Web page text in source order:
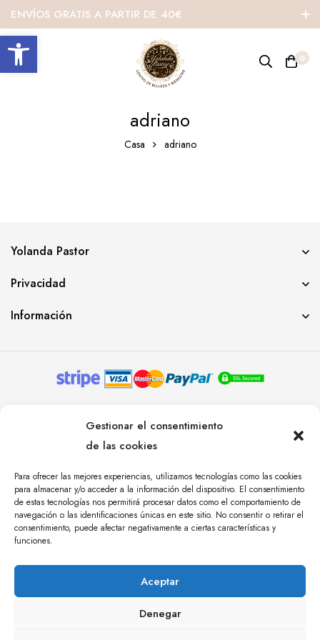
Abrir barra de herramientas
Gestionar el consentimiento
de las cookies
Para ofrecer las mejores experiencias, utilizamos tecnologías como las cookies
para almacenar y/o acceder a la información del dispositivo. El consentimiento
de estas tecnologías nos permitirá procesar datos como el comportamiento de
navegación o las identificaciones únicas en este sitio. No consentir o retirar el
consentimiento, puede afectar negativamente a ciertas características y
funciones.
Aceptar
Denegar
ENVÍOS GRATIS A PARTIR DE 40€
0
adriano
Casa adriano
Yolanda Pastor
Privacidad
Información
RESERVADOS. AGENCIA DE COMUNICACIÓN
ÁNGULO TRES.